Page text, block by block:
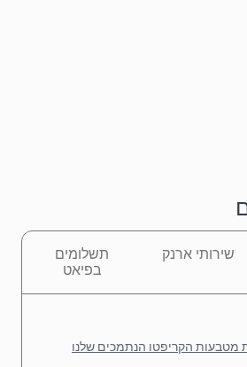
שירותי ארנק
תשלומים
בפיאט
מטבעות הקריפטו הנתמכים שלנו